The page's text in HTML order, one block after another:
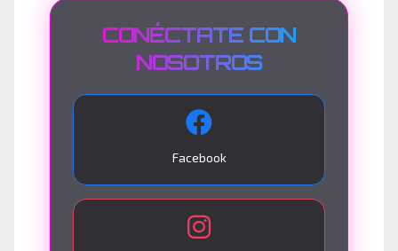
CONÉCTATE CON
NOSOTROS
Facebook